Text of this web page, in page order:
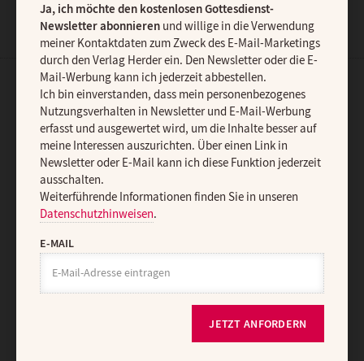
AGB und Widerrufsbelehrung Datenschutz Barrierefreiheit
Impressum
Vertrag widerrufen Abo online kündigen
Ja, ich möchte den kostenlosen Gottesdienst-
Newsletter abonnierenund willige in die Verwendung
meiner Kontaktdaten zum Zweck des E-Mail-Marketings
durch den Verlag Herder ein. Den Newsletter oder die E-
Mail-Werbung kann ich jederzeit abbestellen.
Ich bin einverstanden, dass mein personenbezogenes
Nutzungsverhalten in Newsletter und E-Mail-Werbung
erfasst und ausgewertet wird, um die Inhalte besser auf
meine Interessen auszurichten. Über einen Link in
Newsletter oder E-Mail kann ich diese Funktion jederzeit
ausschalten.
Weiterführende Informationen finden Sie in unseren
Datenschutzhinweisen.
E-MAIL
JETZT ANFORDERN